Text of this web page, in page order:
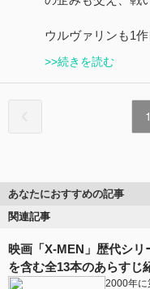
ウルヴァリンも1
>>続きを読む
1
あなたにおすすめの記事
関連記事
映画「X-MEN」歴代シ
を含む全13本のあらすじ
2000年に